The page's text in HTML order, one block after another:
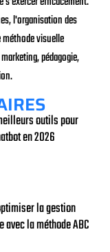
l'organisation des
visuelle
pédagogie,
outils pour
en 2026
la gestion
avec la méthode ABC